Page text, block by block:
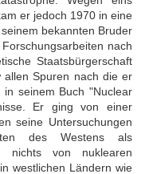
er jedoch 1970 in eine
bekannten Bruder
nach
Staatsbürgerschaft
allen Spuren nach die er
seinem Buch "Nuclear
Er ging von einer
seine Untersuchungen
des Westens als
nichts von nuklearen
westlichen Ländern wie